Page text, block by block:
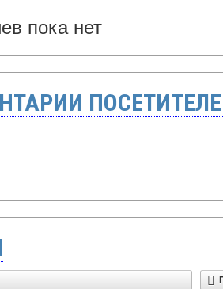
пока нет